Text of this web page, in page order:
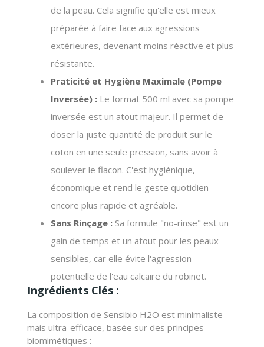
de la peau. Cela signifie qu'elle est mieux
préparée à faire face aux agressions
extérieures, devenant moins réactive et plus
résistante.
Praticité et Hygiène Maximale (Pompe
Inversée) : Le format 500 ml avec sa pompe
inversée est un atout majeur. Il permet de
doser la juste quantité de produit sur le
coton en une seule pression, sans avoir à
soulever le flacon. C'est hygiénique,
économique et rend le geste quotidien
encore plus rapide et agréable.
Sans Rinçage : Sa formule "no-rinse" est un
gain de temps et un atout pour les peaux
sensibles, car elle évite l'agression
potentielle de l'eau calcaire du robinet.
Ingrédients Clés :
La composition de Sensibio H2O est minimaliste
mais ultra-efficace, basée sur des principes
biomimétiques :